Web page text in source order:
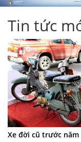
Tin tức
Xe đời cũ trước năm